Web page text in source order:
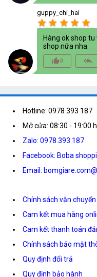
guppy_chi_hai
star star star star star
Hàng ok shop
shop nữa nha.
thumb_up_alt0 reply_all
Hotline: 0978 393 187
Mở cửa: 08:30 - 19:00
Zalo: 0978.393.187
Facebook: Boba
Email:
Chính sách vận
Cam kết mua hàng
Cam kết thanh toán
Chính sách bảo mật
Quy định đổi trả
Quy định bảo hành